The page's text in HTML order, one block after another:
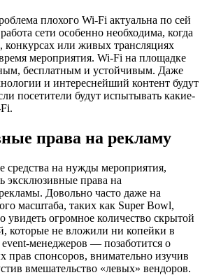
плохого Wi-Fi актуальна по сей
сети особенно необходима, когда
конкурсах или живых трансляциях
мероприятия. Wi-Fi на площадке
бесплатным и устойчивым. Даже
и интереснейший контент будут
посетители будут испытывать какие-
права на рекламу
средства на нужды мероприятия,
эксклюзивные права на
Довольно часто даже на
масштаба, таких как Super Bowl,
увидеть огромное количество скрытой
которые не вложили ни копейки в
менеджеров — позаботится о
прав спонсоров, внимательно изучив
вмешательство «левых» вендоров.